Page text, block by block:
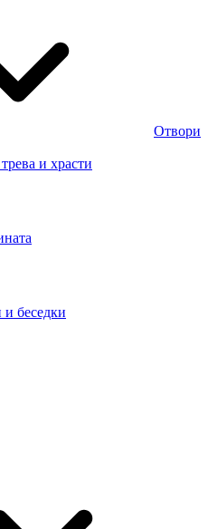
Отвори
и храсти
и беседки